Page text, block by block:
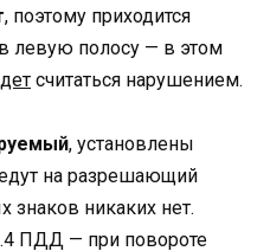
, поэтому приходится
левую полосу — в этом
считаться нарушением.
, установлены
на разрешающий
никаких нет.
ПДД — при повороте